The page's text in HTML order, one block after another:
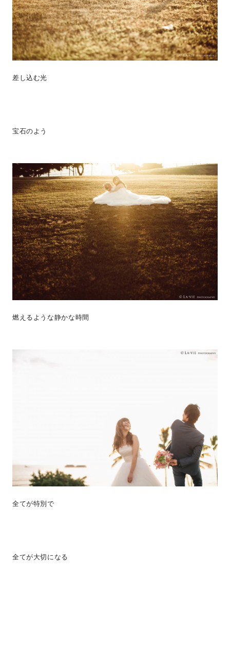
差し込む光
宝石のよう
燃えるような静かな時間
全てが特別で
全てが大切になる